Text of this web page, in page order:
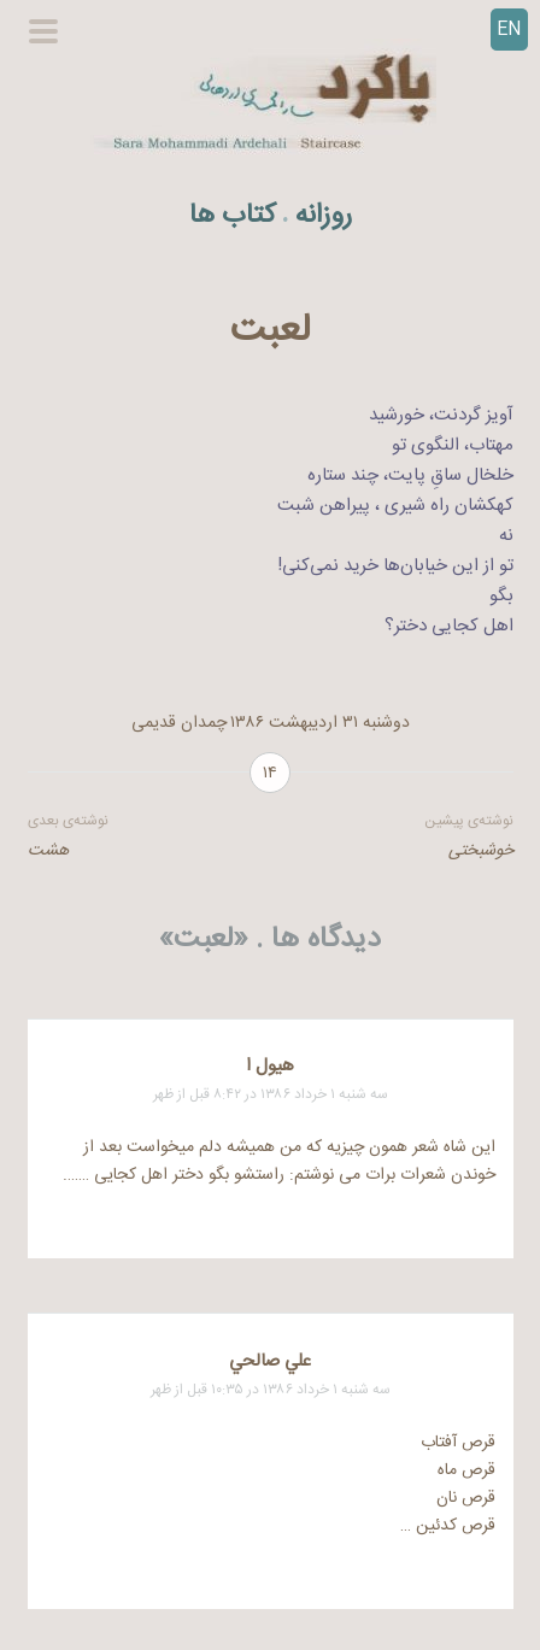
EN
روزانه . کتاب ها
لعبت
آویز گردنت، خورشید
مهتاب، النگوی تو
خلخال ساقِ پایت، چند ستاره
کهکشان راه شیری ، پیراهن شبت
نه
تو از این خیابان‌ها خرید نمی‌کنی!
بگو
اهل کجایی دختر؟
دوشنبه ۳۱ اردیبهشت ۱۳۸۶
چمدان قدیمی
۱۴
راهبری
نوشته‌ی پیشین
خوشبختی
نوشته‌ی بعدی
هشت
دیدگاه ها . «لعبت»
هيول ا
سه شنبه ۱ خرداد ۱۳۸۶ در ۸:۴۲ قبل از ظهر
این شاه شعر همون چیزیه که من همیشه دلم میخواست بعد از
خوندن شعرات برات می نوشتم: راستشو بگو دختر اهل کجایی …….
علي صالحي
سه شنبه ۱ خرداد ۱۳۸۶ در ۱۰:۳۵ قبل از ظهر
قرص آفتاب
قرص ماه
قرص نان
قرص کدئین …